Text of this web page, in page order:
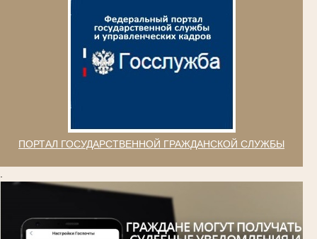
ПОРТАЛ ГОСУДАРСТВЕННОЙ ГРАЖДАНСКОЙ СЛУЖБЫ